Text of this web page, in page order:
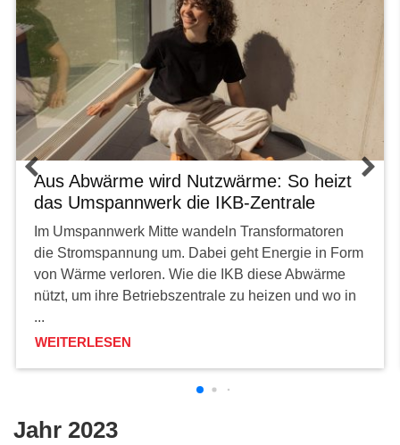
Aus Abwärme wird Nutzwärme: So heizt
das Umspannwerk die IKB-Zentrale
Im Umspannwerk Mitte wandeln Transformatoren
die Stromspannung um. Dabei geht Energie in Form
von Wärme verloren. Wie die IKB diese Abwärme
nützt, um ihre Betriebszentrale zu heizen und wo in
...
WEITERLESEN
Jahr 2023